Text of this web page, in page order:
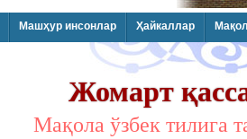
Машҳур инсонлар Ҳайкаллар
Жомарт
Мақола ўзбек тилига